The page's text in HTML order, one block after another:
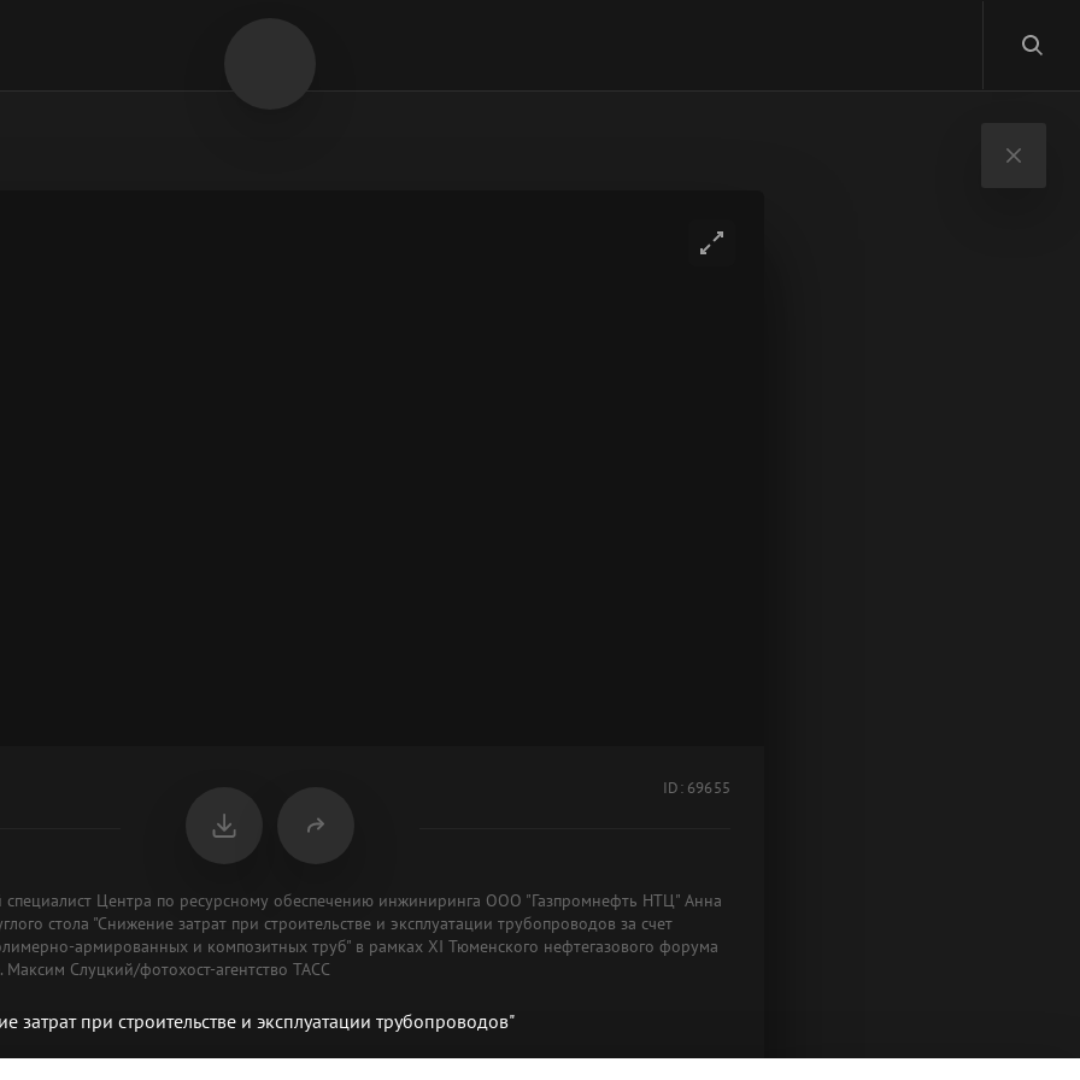
ID: 69655
Центра по ресурсному обеспечению инжиниринга ООО "Газпромнефть НТЦ" Анна
стола "Снижение затрат при строительстве и эксплуатации трубопроводов за счет
армированных и композитных труб" в рамках XI Тюменского нефтегазового форума
Слуцкий/фотохост-агентство ТАСС
затрат при строительстве и эксплуатации трубопроводов"